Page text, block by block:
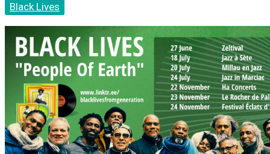
Black Lives